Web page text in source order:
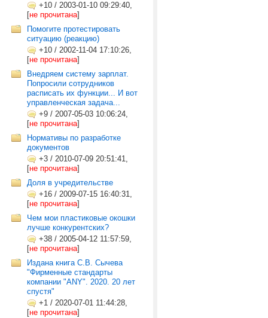
+10 / 2003-01-10 09:29:40,
[не прочитана]
Помогите протестировать
ситуацию (реакцию)
+10 / 2002-11-04 17:10:26,
[не прочитана]
Внедряем систему зарплат.
Попросили сотрудников
расписать их функции... И вот
управленческая задача...
+9 / 2007-05-03 10:06:24,
[не прочитана]
Нормативы по разработке
документов
+3 / 2010-07-09 20:51:41,
[не прочитана]
Доля в учредительстве
+16 / 2009-07-15 16:40:31,
[не прочитана]
Чем мои пластиковые окошки
лучше конкурентских?
+38 / 2005-04-12 11:57:59,
[не прочитана]
Издана книга С.В. Сычева
"Фирменные стандарты
компании "ANY". 2020. 20 лет
спустя"
+1 / 2020-07-01 11:44:28,
[не прочитана]